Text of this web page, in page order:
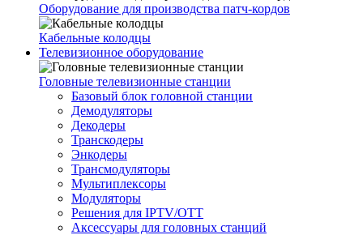
Оборудование для производства патч-кордов
Кабельные колодцы
Телевизионное оборудование
Головные телевизионные станции
Базовый блок головной станции
Демодуляторы
Декодеры
Транскодеры
Энкодеры
Трансмодуляторы
Мультиплексоры
Модуляторы
Решения для IPTV/OTT
Аксессуары для головных станций